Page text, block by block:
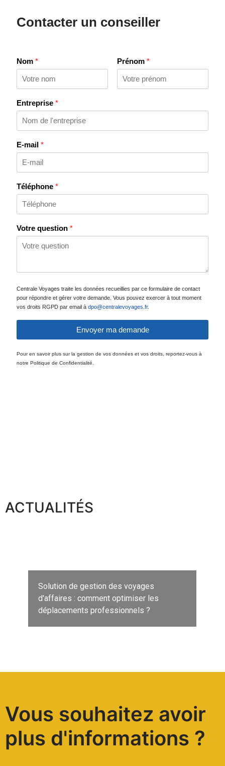
Contacter un conseiller
Nom * Prénom *
Entreprise *
E-mail *
Téléphone *
Votre question *
Centrale Voyages traite les données recueillies par ce formulaire de contact
pour répondre et gérer votre demande. Vous pouvez exercer à tout moment
vos droits RGPD par email à dpo@centralevoyages.fr.
Envoyer ma demande
Pour en savoir plus sur la gestion de vos données et vos droits, reportez-vous à
notre Politique de Confidentialité.
ACTUALITÉS
Solution de gestion des voyages
d'affaires : comment optimiser les
déplacements professionnels ?
Vous souhaitez avoir
plus d'informations ?